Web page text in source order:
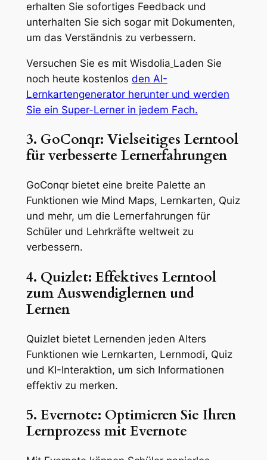
erhalten Sie sofortiges Feedback und
unterhalten Sie sich sogar mit Dokumenten,
um das Verständnis zu verbessern.
Versuchen Sie es mit Wisdolia Laden Sie
noch heute kostenlos den AI-
Lernkartengenerator herunter und werden
Sie ein Super-Lerner in jedem Fach.
3. GoConqr: Vielseitiges Lerntool
für verbesserte Lernerfahrungen
GoConqr bietet eine breite Palette an
Funktionen wie Mind Maps, Lernkarten, Quiz
und mehr, um die Lernerfahrungen für
Schüler und Lehrkräfte weltweit zu
verbessern.
4. Quizlet: Effektives Lerntool
zum Auswendiglernen und
Lernen
Quizlet bietet Lernenden jeden Alters
Funktionen wie Lernkarten, Lernmodi, Quiz
und KI-Interaktion, um sich Informationen
effektiv zu merken.
5. Evernote: Optimieren Sie Ihren
Lernprozess mit Evernote